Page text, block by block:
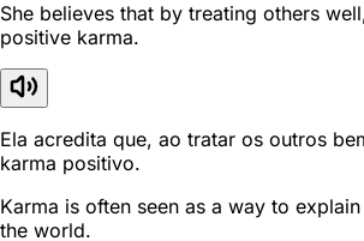
She believes that by treating others
positive karma.
Ela acredita que, ao tratar os outros
karma positivo.
Karma is often seen as a way to
the world.